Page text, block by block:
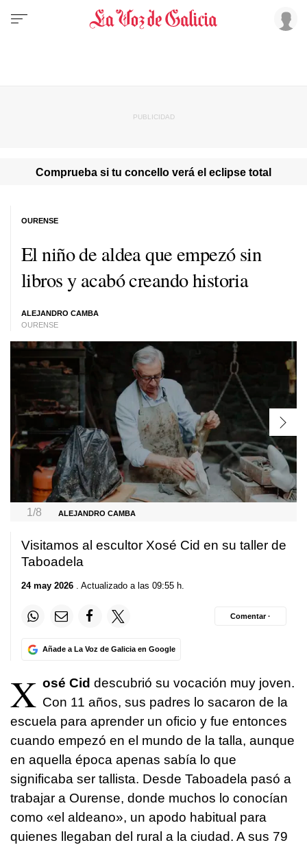
Comprueba si tu concello verá el eclipse total
El niño de aldea que empezó sin
libros y acabó creando historia
ALEJANDRO CAMBA
OURENSE
OURENSE
1/8 ALEJANDRO CAMBA
Visitamos al escultor Xosé Cid en su taller de
Taboadela
24 may 2026 . Actualizado a las 09:55 h.
Añade a La Voz de Galicia en Google
Comentar ·
X osé Cid descubrió su vocación muy joven.
Con 11 años, sus padres lo sacaron de la
escuela para aprender un oficio y fue entonces
cuando empezó en el mundo de la talla, aunque
en aquella época apenas sabía lo que
significaba ser tallista. Desde Taboadela pasó a
trabajar a Ourense, donde muchos lo conocían
como «el aldeano», un apodo habitual para
quienes llegaban del rural a la ciudad. A sus 79